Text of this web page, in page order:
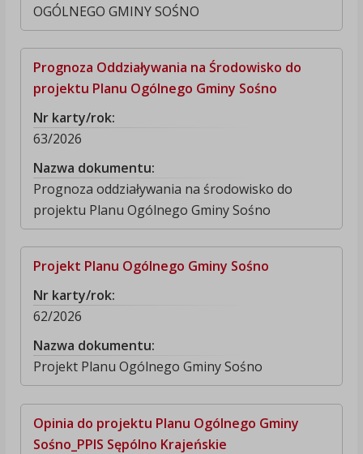
OGÓLNEGO GMINY SOŚNO
Prognoza Oddziaływania na Środowisko do
projektu Planu Ogólnego Gminy Sośno
Nr karty/rok:
63/2026
Nazwa dokumentu:
Prognoza oddziaływania na środowisko do
projektu Planu Ogólnego Gminy Sośno
Projekt Planu Ogólnego Gminy Sośno
Nr karty/rok:
62/2026
Nazwa dokumentu:
Projekt Planu Ogólnego Gminy Sośno
Opinia do projektu Planu Ogólnego Gminy
Sośno_PPIS Sępólno Krajeńskie